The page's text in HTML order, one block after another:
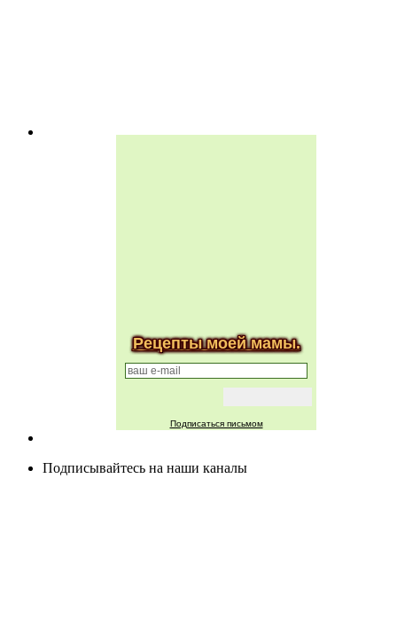
Рецепты моей мамы.
Подписаться письмом
Подписывайтесь на наши каналы